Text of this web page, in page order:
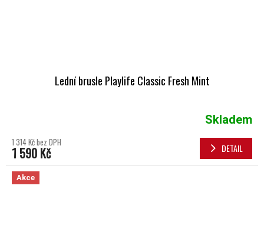
Lední brusle Playlife Classic Fresh Mint
Skladem
1 314 Kč bez DPH
1 590 Kč DETAIL
Akce